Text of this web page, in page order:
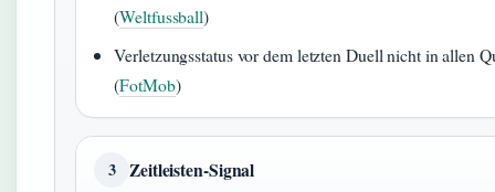
(Weltfussball)
Verletzungsstatus vor dem letzten Duell nicht in allen
(FotMob)
3 Zeitleisten-Signal